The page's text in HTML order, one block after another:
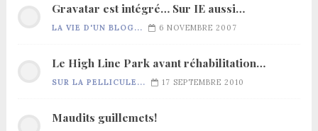
Gravatar est intégré… Sur IE aussi…
LA VIE D'UN BLOG... 6 NOVEMBRE 2007
Le High Line Park avant réhabilitation…
SUR LA PELLICULE... 17 SEPTEMBRE 2010
Maudits guillemets!